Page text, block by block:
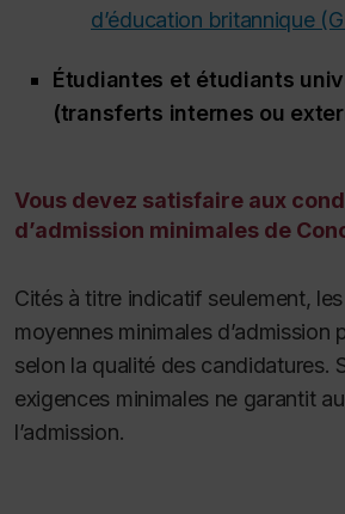
d’éducation britannique
Étudiantes et étudiants
(transferts internes ou
Vous devez satisfaire aux
d’admission minimales de
Cités à titre indicatif seulement,
moyennes minimales d’admission
selon la qualité des candidatures.
exigences minimales ne garantit
l’admission.